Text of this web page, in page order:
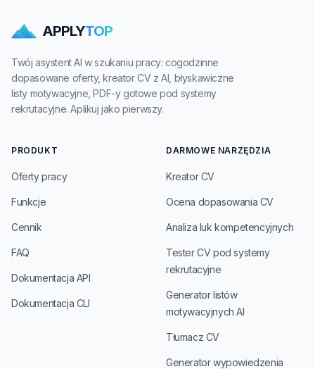
APPLYTOP
Twój asystent AI w szukaniu pracy: cogodzinne
dopasowane oferty, kreator CV z AI, błyskawiczne
listy motywacyjne, PDF-y gotowe pod systemy
rekrutacyjne. Aplikuj jako pierwszy.
PRODUKT
Oferty pracy
Funkcje
Cennik
FAQ
Dokumentacja API
Dokumentacja CLI
DARMOWE NARZĘDZIA
Kreator CV
Ocena dopasowania CV
Analiza luk kompetencyjnych
Tester CV pod systemy
rekrutacyjne
Generator listów
motywacyjnych AI
Tłumacz CV
Generator wypowiedzenia